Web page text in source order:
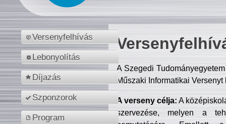
Versenyfelhívás
Lebonyolítás
Díjazás
Szponzorok
Program
A Szegedi
Műszaki Informatikai
A verseny célja: A
szervezése, melyen a